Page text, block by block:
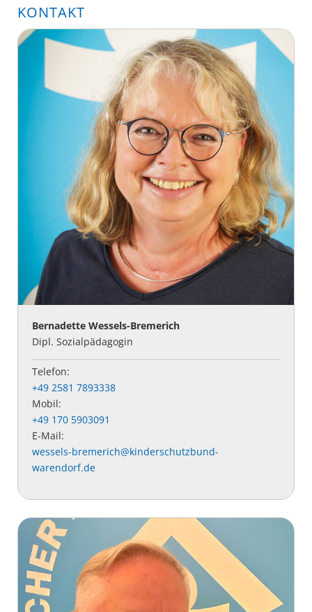
KONTAKT
Bernadette Wessels-Bremerich
Dipl. Sozialpädagogin
Telefon:
+49 2581 7893338
Mobil:
+49 170 5903091
E-Mail:
wessels-bremerich@kinderschutzbund-
warendorf.de